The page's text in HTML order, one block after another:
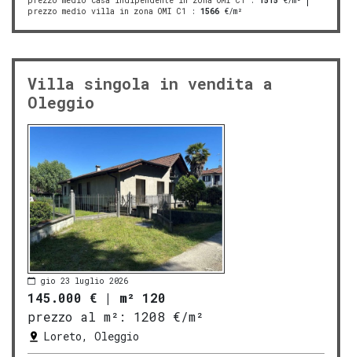
prezzo medio villa in zona OMI C1
: 1566 €/m²
Villa singola in vendita a
Oleggio
gio 23 luglio 2026
145.000 € | m² 120
prezzo al m²:
1208 €/m²
Loreto, Oleggio